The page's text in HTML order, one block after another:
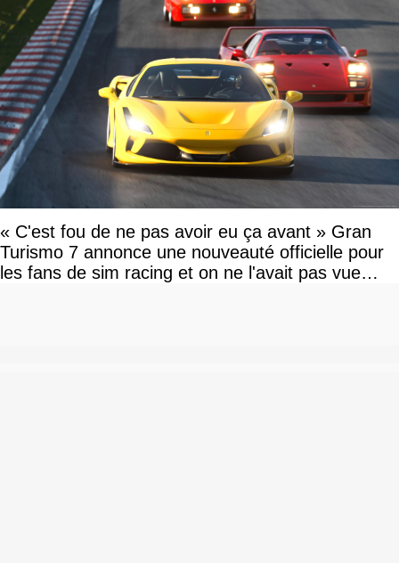
« C'est fou de ne pas avoir eu ça avant » Gran
Turismo 7 annonce une nouveauté officielle pour
les fans de sim racing et on ne l'avait pas vue